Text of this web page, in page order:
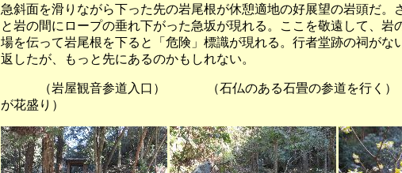
急斜面を滑りながら下った先の岩尾根が休憩適地の好展望の岩頭だ。
と岩の間にロープの垂れ下がった急坂が現れる。ここを敬遠して、岩
場を伝って岩尾根を下ると「危険」標識が現れる。行者堂跡の祠がな
返したが、もっと先にあるのかもしれない。
（岩屋観音参道入口） （石仏のある石畳の参道を行
が花盛り）